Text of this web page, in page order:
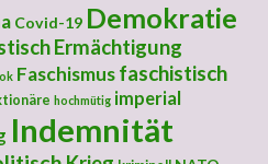
Covid-19 Demokratie
Ermächtigung
Faschismusfaschistisch
hochmütig imperial
Indemnität